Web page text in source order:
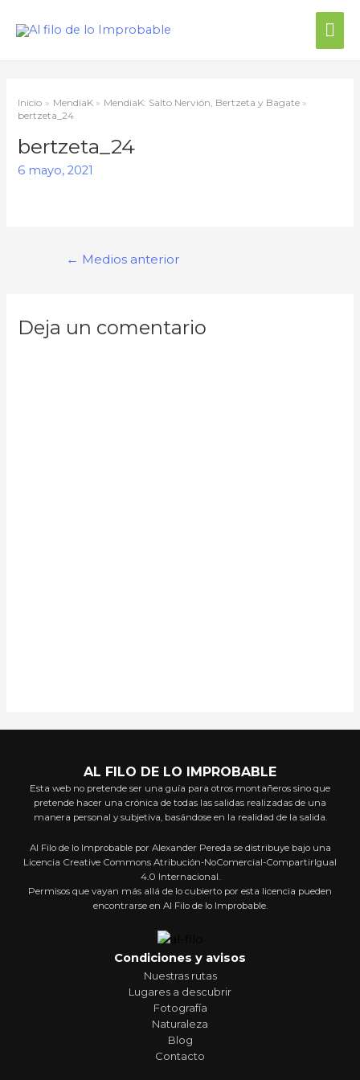
Inicio MendiaK
MendiaK: Salto Nervión, Bertzeta y Bagate
bertzeta_24
bertzeta_24
6 mayo, 2021
Navegación
← Medios anterior
Deja un comentario
AL FILO DE LO IMPROBABLE
Esta web no pretende ser una guía para otros montañeros sino que
pretende hacer una crónica de todas las salidas realizadas de una
manera personal y subjetiva, basándose en la realidad de la salida.
Al Filo de lo Improbable por Alexander Pereda se distribuye bajo una
Licencia Creative Commons Atribución-NoComercial-CompartirIgual
4.0 Internacional.
Permisos que vayan más allá de lo cubierto por esta licencia pueden
encontrarse en Al Filo de lo Improbable.
Condiciones y avisos
Nuestras rutas
Lugares a descubrir
Fotografía
Naturaleza
Blog
Contacto